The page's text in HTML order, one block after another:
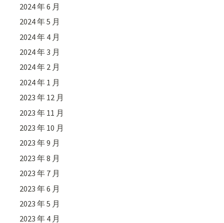
2024 年 6 月
2024 年 5 月
2024 年 4 月
2024 年 3 月
2024 年 2 月
2024 年 1 月
2023 年 12 月
2023 年 11 月
2023 年 10 月
2023 年 9 月
2023 年 8 月
2023 年 7 月
2023 年 6 月
2023 年 5 月
2023 年 4 月